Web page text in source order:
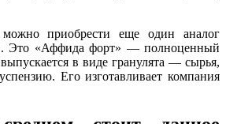
приобрести еще один аналог
Это «Аффида форт» — полноценный
в виде гранулята — сырья,
Его изготавливает компания